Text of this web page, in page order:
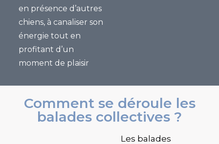
en présence d’autres
chiens, à canaliser son
énergie tout en
profitant d’un
moment de plaisir
Comment se déroule les
balades collectives ?
Les balades